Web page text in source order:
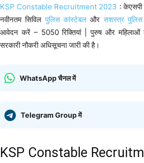
KSP Constable Recruitment 2023 :
नवीनतम सिविलपुलिस कांस्टेबलऔरसशस्त्र
आवेदन करें – 5050 रिक्तियां | पुरुष और महिलाओं
सरकारी नौकरी अधिसूचना जारी की है।
WhatsApp चैनल में
Telegram Group में
KSP Constable